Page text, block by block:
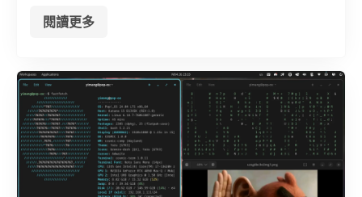
閱讀更多